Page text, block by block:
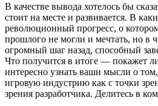
В качестве вывода хотелось бы
стоит на месте и развивается. В
революционный прогресс, о
прошлого не могли и мечтать, но в
огромный шаг назад, способный
Что получится в итоге — покажет
интересно узнать ваши мысли о
игровую индустрию как с точки
зрения разработчика. Делитесь в